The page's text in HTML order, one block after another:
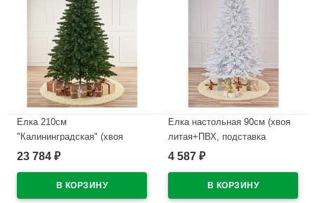
Елка 210см
"Калининградская" (хвоя
100% литая, ветки на
металл.) арт.КЛН 210
23 784 ₽
Елка настольная 90см (хвоя
литая+ПВХ, подставка
пенёк+мешковина)
4 587 ₽